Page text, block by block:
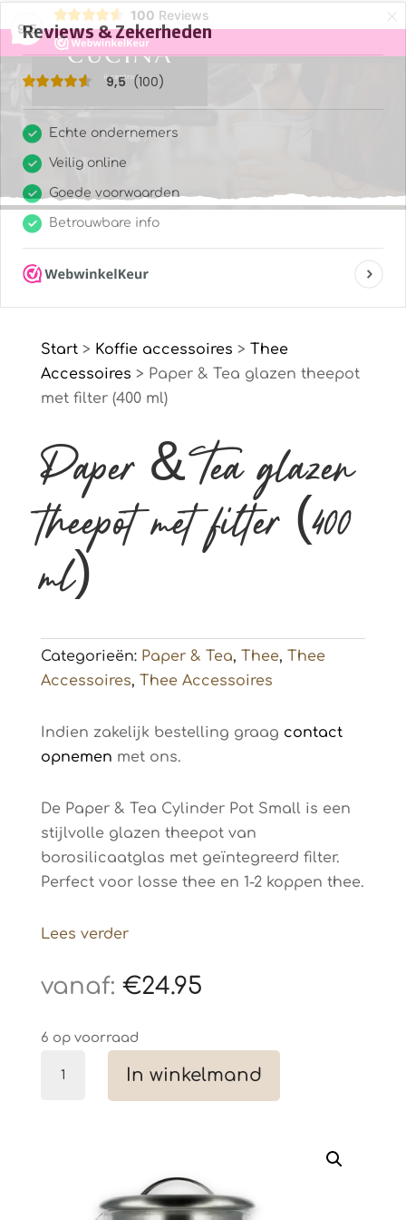
9,5
100 Reviews ×
Start> Koffie accessoires > Thee
Accessoires > Paper & Tea glazen theepot
met filter (400 ml)
Paper & Tea glazen
theepot met filter (400
ml)
Categorieën: Paper & Tea Thee, Thee
Accessoires Thee Accessoires
Indien zakelijk bestelling graag contact
opnemen met ons.
De Paper & Tea Cylinder Pot Small is een
stijlvolle glazen theepot van
borosilicaatglas met geïntegreerd filter.
Perfect voor losse thee en 1-2 koppen thee.
Lees verder
€24.95
6 op voorraad
In winkelmand